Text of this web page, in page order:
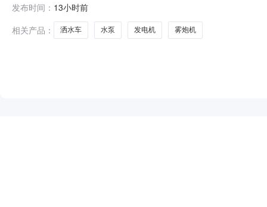
号:STDGGS-GZ26-029)一、采购条件受广州铁路工务
桥孔防护加固工程安全文明设备租赁进行公开
发布时间： 13小时前
相关产品：
洒水车 水泵 发电机 雾炮机